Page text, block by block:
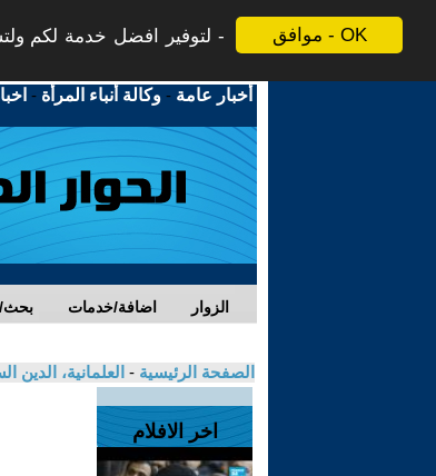
موافق - OK
لتوفير افضل خدمة لكم
أخبار عامة -وكالة أنباء المرأة -
بحث/ اضافة/خدمات الزوار
الصفحة الرئيسية - العلمانية، الدين
اخر الافلام